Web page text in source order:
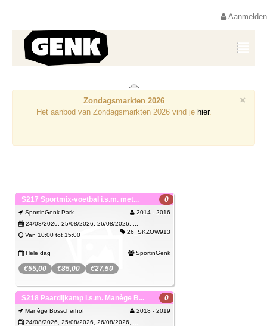
Aanmelden
×
Zondagsmarkten 2026
Het aanbod van Zondagsmarkten 2026 vind je hier.
S217 Sportmix-voetbal i.s.m. met... 0
SportinGenk Park
2014 - 2016
24/08/2026, 25/08/2026, 26/08/2026, ...
26_SKZOW913
Van 10:00 tot 15:00
Hele dag SportinGenk
€55,00 €85,00 €27,50
Spijtig, deze activiteit kan je niet meer
boeken.
Je kan je wel inschrijven op de wachtlijst.
SportinGenk Park
Wachtlijst
S218 Paardijkamp i.s.m. Manège B... 0
Manège Bosscherhof
2018 - 2019
24/08/2026, 25/08/2026, 26/08/2026, ...